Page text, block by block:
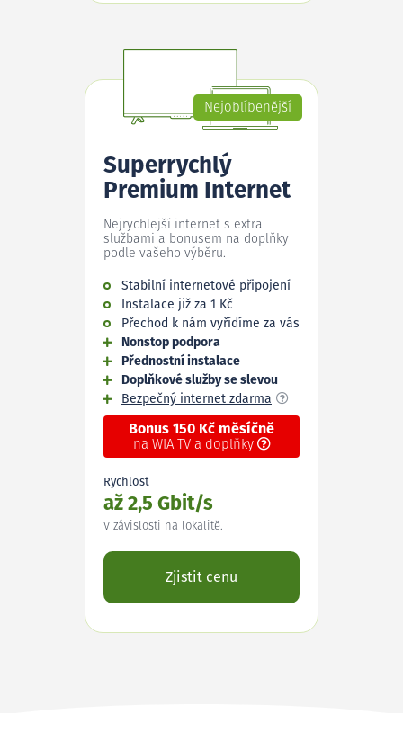
Nejoblíbenější
Superrychlý
Premium Internet
Nejrychlejší internet s extra
službami a bonusem na doplňky
podle vašeho výběru.
Stabilní internetové připojení
Instalace již za 1 Kč
Přechod k nám vyřídíme za vás
Nonstop podpora
Přednostní instalace
Doplňkové služby se slevou
Bezpečný internet zdarma
Bonus 150 Kč měsíčně
na WIA TV a doplňky
Rychlost
až 2,5 Gbit/s
V závislosti na lokalitě.
Zjistit cenu